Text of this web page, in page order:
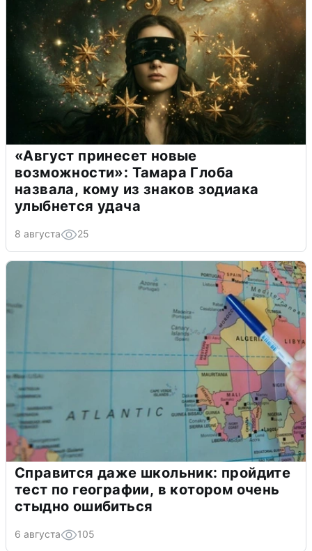
«Август принесет новые
возможности»: Тамара Глоба
назвала, кому из знаков зодиака
улыбнется удача
8 августа 25
Справится даже школьник: пройдите
тест по географии, в котором очень
стыдно ошибиться
6 августа 105